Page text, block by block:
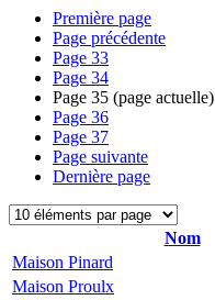
Première page
Page précédente
Page 33
Page 34
Page 35 (page actuelle)
Page 36
Page 37
Page suivante
Dernière page
Nom
Maison Pinard
Maison Proulx